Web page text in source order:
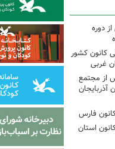
دوره
کانون کشور
غربی
از مجتمع
آذربایجان
فارس
استان